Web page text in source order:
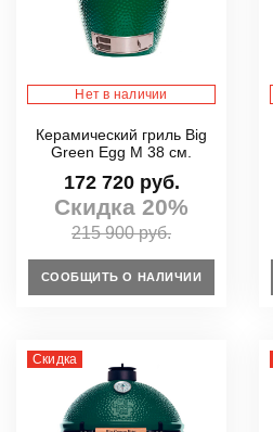
Нет в наличии
Керамический гриль Big
Green Egg M 38 см.
172 720 руб.
Скидка 20%
215 900 руб.
СООБЩИТЬ О НАЛИЧИИ
Скидка